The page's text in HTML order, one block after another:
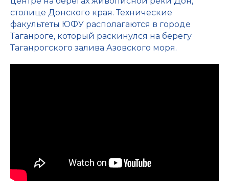
столице Донского края. Технические
факультеты ЮФУ располагаются в городе
Таганроге, который раскинулся на берегу
Таганрогского залива Азовского моря.